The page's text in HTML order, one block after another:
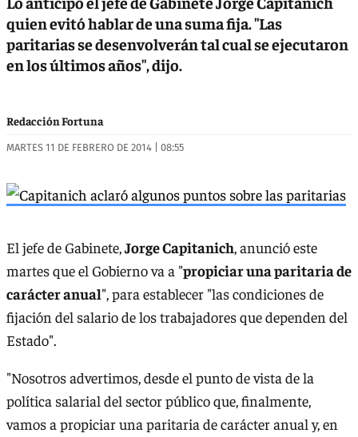
quien evitó hablar de una suma fija. "Las
paritarias se desenvolverán tal cual se ejecutaron
en los últimos años", dijo.
Redacción Fortuna
MARTES 11 DE FEBRERO DE 2014 | 08:55
El jefe de Gabinete,Jorge Capitanich, anunció este
martes que el Gobierno va a "propiciar una paritaria de
carácter anual", para establecer "las condiciones de
fijación del salario de los trabajadores que dependen del
Estado".
"Nosotros advertimos, desde el punto de vista de la
política salarial del sector público que, finalmente,
vamos a propiciar una paritaria de carácter anual y, en